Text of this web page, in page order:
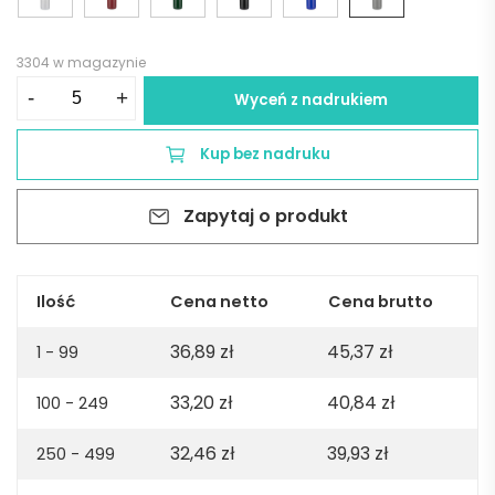
3304 w magazynie
-
MAT
ml
szary
+ Wyceń z nadrukiem
Kup bez nadruku
Zapytaj o produkt
Ilość Cena netto Cena brutto
1 - 99 36,89 zł 45,37 zł
100 - 249 33,20 zł 40,84 zł
250 - 499 32,46 zł 39,93 zł